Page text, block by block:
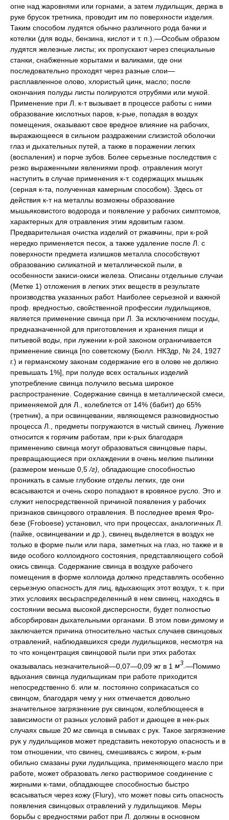
огне над жаровнями или горнами, а затем лудильщик, держа в
руке брусок третника, проводит им по поверхности изделия.
Таким способом лудятся обычно различного рода бачки и
котелки (для воды, бензина, кислот и т. п.).—Особым образом
лудятся железные листы; их пропускают через специальные
станки, снабженные корытами и валиками, где они
последовательно проходят через разные слои—
расплавленное олово, хлористый цинк, масло; после
окончания полуды листы полируются отрубями или мукой.
Применение при Л. к-т вызывает в процессе работы с ними
образование кислотных паров, к-рые, попадая в воздух
помещения, оказывают свое вредное влияние на рабочих,
выражающееся в сильном раздражении слизистой оболочки
глаз и дыхательных путей, а также в поражении легких
(воспаления) и порче зубов. Более серьезные последствия с
резко выраженными явлениями проф. отравления могут
наступить в случае применения к-т. содержащих мышьяк
(серная к-та, полученная камерным способом). Здесь от
действия к-т на металлы возможны образование
мышьяковистого водорода и появление у рабочих симптомов,
характерных для отравления этим ядовитым газом.
Предварительная очистка изделий от ржавчины, при к-рой
нередко применяется песок, а также удаление после Л. с
поверхности предмета излишков металла способствуют
образованию силикатной и металлической пыли, в
особенности закиси-окиси железа. Описаны отдельные случаи
(Метке 1) отложения в легких этих веществ в результате
производства указанных работ. Наиболее серьезной и важной
проф. вредностью, свойственной профессии лудильщиков,
является применение свинца при Л. За исключением посуды,
предназначенной для приготовления и хранения пищи и
питьевой воды, при лужении к-рой законом ограничивается
применение свинца [по советскому (Бюлл. НКЗдр, № 24, 1927
г.) и германскому законам содержание его в олове не должно
превышать 1%], при полуде всех остальных изделий
употребление свинца получило весьма широкое
распространение. Содержание свинца в металлической смеси,
применяемой для Л., колеблется от 14% (бабит) до 65%
(третник), а при освинцевании, являющемся разновидностью
процесса Л., предметы погружаются в чистый свинец. Лужение
относится к горячим работам, при к-рых благодаря
применению свинца могут образоваться свинцовые пары,
превращающиеся при охлаждении в очень мелкие пылинки
(размером меньше 0,5/г), обладающие способностью
проникать в самые глубокие отделы легких, где они
всасываются и очень скоро попадают в кровяное русло. Это и
служит непосредственной причиной появления у рабочих
признаков свинцового отравления. В последнее время Фро-
безе (Froboese) установил, что при процессах, аналогичных Л.
(пайке, освинцевании и др.), свинец выделяется в воздух не
только в форме пыли или пара, заметных на глаз, но также и в
виде особого коллоидного состояния, представляющего собой
окись свинца. Содержание свинца в воздухе рабочего
помещения в форме коллоида должно представлять особенно
серьезную опасность для лиц, вдыхающих этот воздух, т. к. при
этих условиях весьраспределенный в нем свинец, находясь в
состоянии весьма высокой дисперсности, будет полностью
абсорбирован дыхательными органами. В этом пови-димому и
заключается причина относительно частых случаев свинцовых
отравлений, наблюдавшихся среди лудильщиков, несмотря на
то что концентрация свинцовой пыли при этих работах
оказывалась незначительной—0,07—0,09 жг в 1 м3.—Помимо
вдыхания свинца лудильщикам при работе приходится
непосредственно б. или м. постоянно соприкасаться со
свинцом, благодаря чему у них отмечается довольно
значительное загрязнение рук свинцом, колеблющееся в
зависимости от разных условий работ и дающее в нек-рых
случаях свыше 20 мг свинца в смывах с рук. Такое загрязнение
рук у лудильщиков может представить некоторую опасность и в
том отношении, что свинец, смешиваясь с жиром, к-рым
обильно смазаны руки лудильщика, применяющего масло при
работе, может образовать легко растворимое соединение с
жирными к-тами, обладающее способностью быстро
всасываться через кожу (Flury), что может повы сить опасность
появления свинцовых отравлений у лудильщиков. Меры
борьбы с вредностями работ при Л. должны в основном